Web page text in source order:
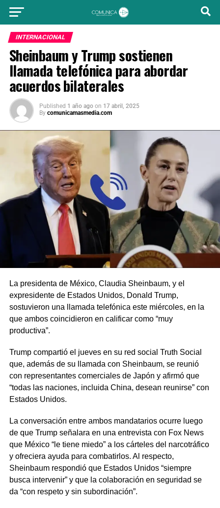
INTERNACIONAL
Sheinbaum y Trump sostienen
llamada telefónica para abordar
acuerdos bilaterales
Published 1 año ago on 17 abril, 2025
By comunicamasmedia.com
La presidenta de México, Claudia Sheinbaum, y el
expresidente de Estados Unidos, Donald Trump,
sostuvieron una llamada telefónica este miércoles, en la
que ambos coincidieron en calificar como “muy
productiva”.
Trump compartió el jueves en su red social Truth Social
que, además de su llamada con Sheinbaum, se reunió
con representantes comerciales de Japón y afirmó que
“todas las naciones, incluida China, desean reunirse” con
Estados Unidos.
La conversación entre ambos mandatarios ocurre luego
de que Trump señalara en una entrevista con Fox News
que México “le tiene miedo” a los cárteles del narcotráfico
y ofreciera ayuda para combatirlos. Al respecto,
Sheinbaum respondió que Estados Unidos “siempre
busca intervenir” y que la colaboración en seguridad se
da “con respeto y sin subordinación”.